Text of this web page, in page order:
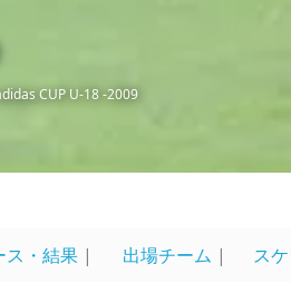
CUP U-18 -2009
ス・結果 | 出場チーム | ス